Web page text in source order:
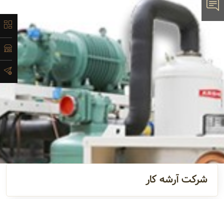
لیست
ماشین‌آلات
آدرس
و اطلاعات
و مسئولین
گالری
شرکت آرشه کار